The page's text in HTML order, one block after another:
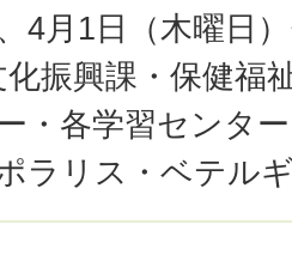
4月1日（木曜日
振興課・保健福
・各学習センタ
ラリス・ベテル